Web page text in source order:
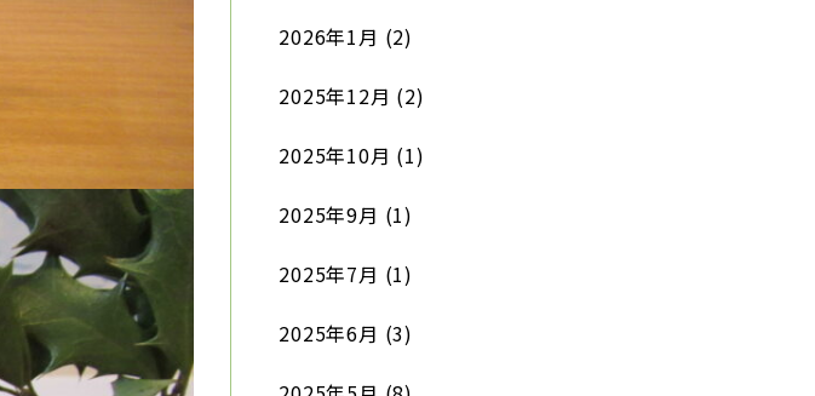
2026年1月 (2)
2025年12月 (2)
2025年10月 (1)
2025年9月 (1)
2025年7月 (1)
2025年6月 (3)